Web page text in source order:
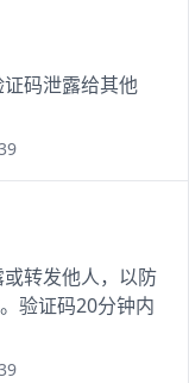
证码泄露给其他
或转发他人，以防
验证码20分钟内